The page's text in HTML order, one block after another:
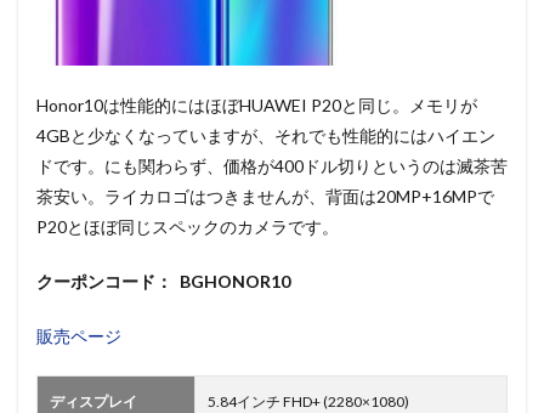
Honor10は性能的にはほぼHUAWEI P20と同じ。メモリが
4GBと少なくなっていますが、それでも性能的にはハイエン
ドです。にも関わらず、価格が400ドル切りというのは滅茶苦
茶安い。ライカロゴはつきませんが、背面は20MP+16MPで
P20とほぼ同じスペックのカメラです。
クーポンコード： BGHONOR10
販売ページ
ディスプレイ 5.84インチ FHD+ (2280×1080)